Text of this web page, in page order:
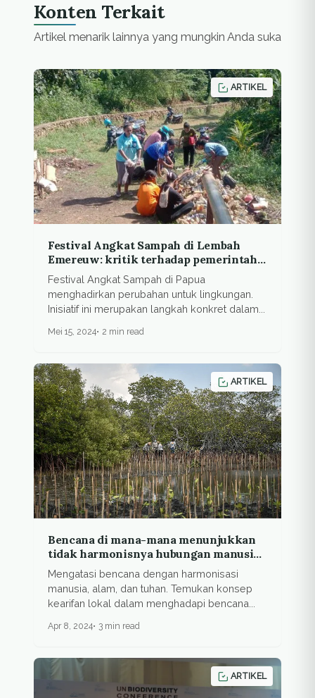
Konten Terkait
Artikel menarik lainnya yang mungkin Anda suka
ARTIKEL
Festival Angkat Sampah di Lembah
Emereuw: kritik terhadap pemerintah
daerah di Papua
Festival Angkat Sampah di Papua
menghadirkan perubahan untuk lingkungan.
Inisiatif ini merupakan langkah konkret dalam...
Mei 15, 2024 2 min read
ARTIKEL
Bencana di mana-mana menunjukkan
tidak harmonisnya hubungan manusia
dan alam
Mengatasi bencana dengan harmonisasi
manusia, alam, dan tuhan. Temukan konsep
kearifan lokal dalam menghadapi bencana...
Apr 8, 2024 3 min read
ARTIKEL